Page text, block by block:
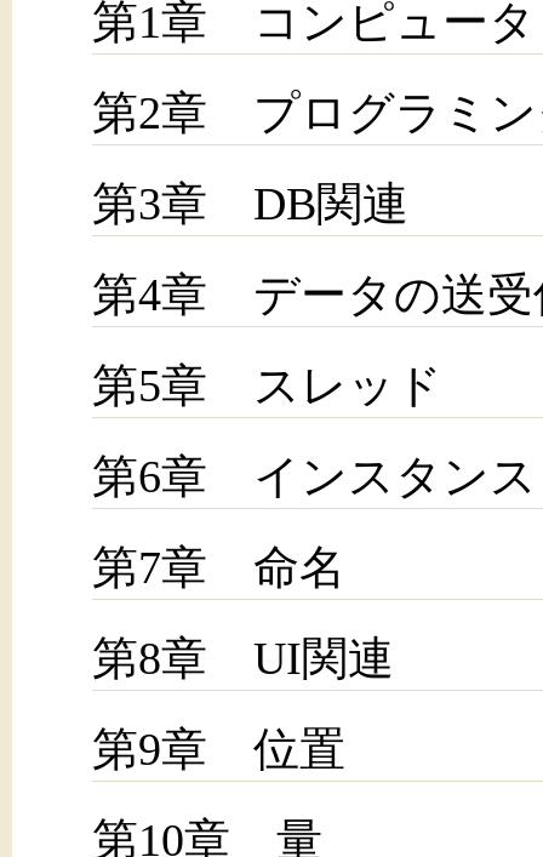
第1章 コンピュータ
第2章 プログラミ
第3章 DB関連
第4章 データの送受
第5章 スレッド
第6章 インスタンス
第7章 命名
第8章 UI関連
第9章 位置
第10章 量